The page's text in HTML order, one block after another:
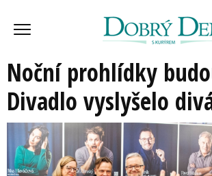
Noční prohlídky
Divadlo vyslyšelo